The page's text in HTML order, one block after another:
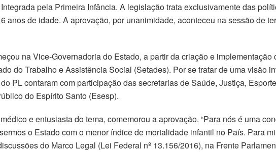
pela Primeira Infância. A legislação trata exclusivamente das
anos de idade. A aprovação, por unanimidade, aconteceu na sessão de
na Vice-Governadoria do Estado, a partir da criação e
do Trabalho e Assistência Social (Setades). Por se tratar de uma visão
PL contaram com participação das secretarias de Saúde, Justiça,
do Espírito Santo (Esesp).
e entusiasta do tema, comemorou a aprovação. “Para nós é uma
o Estado com o menor índice de mortalidade infantil no País. Para
do Marco Legal (Lei Federal nº 13.156/2016), na Frente